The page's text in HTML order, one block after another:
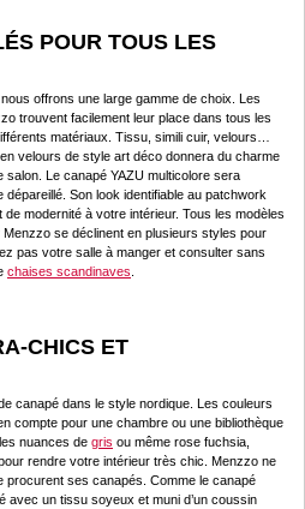
POUR TOUS LES
offrons une large gamme de choix. Les
trouvent facilement leur place dans tous les
matériaux. Tissu, simili cuir, velours…
en velours de style art déco donnera du charme
Le canapé YAZU multicolore sera
Son look identifiable au patchwork
modernité à votre intérieur. Tous les modèles
se déclinent en plusieurs styles pour
pas votre salle à manger et consulter sans
chaises scandinaves
CHICS ET
canapé dans le style nordique. Les couleurs
compte pour une chambre ou une bibliothèque
nuances de gris ou même rose fuchsia,
rendre votre intérieur très chic. Menzzo ne
procurent ses canapés. Comme le canapé
avec un tissu soyeux et muni d’un coussin